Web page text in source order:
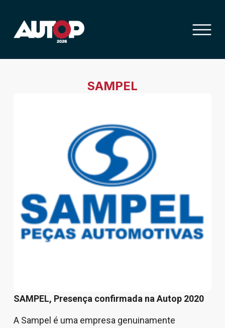
SAMPEL
SAMPEL, Presença confirmada na Autop 2020
A Sampel é uma empresa genuinamente